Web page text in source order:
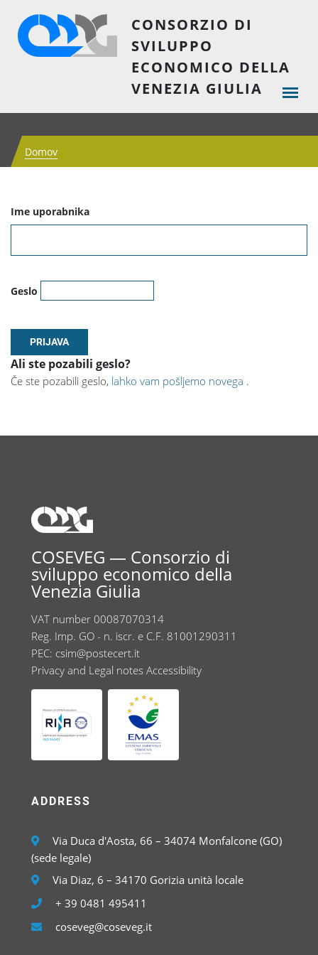
CONSORZIO DI
SVILUPPO
ECONOMICO DELLA
VENEZIA GIULIA
Domov
Ime uporabnika
Geslo
Ali ste pozabili geslo?
Če ste pozabili geslo, lahko vam pošljemo novega .
COSEVEG — Consorzio di
sviluppo economico della
Venezia Giulia
VAT number 00087070314
Reg. Imp. GO - n. iscr. e C.F. 81001290311
PEC: csim@postecert.it
Privacy and Legal notes Accessibility
ADDRESS
Via Duca d'Aosta, 66 – 34074 Monfalcone (GO)
(sede legale)
Via Diaz, 6 – 34170 Gorizia unità locale
+ 39 0481 495411
coseveg@coseveg.it